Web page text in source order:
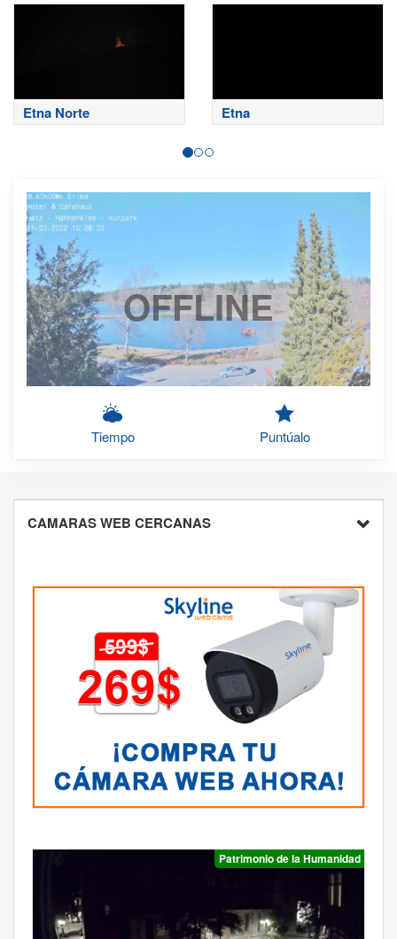
Etna Norte Etna
OFFLINE
Tiempo Puntúalo
CAMARAS WEB CERCANAS
Patrimonio de la Humanidad